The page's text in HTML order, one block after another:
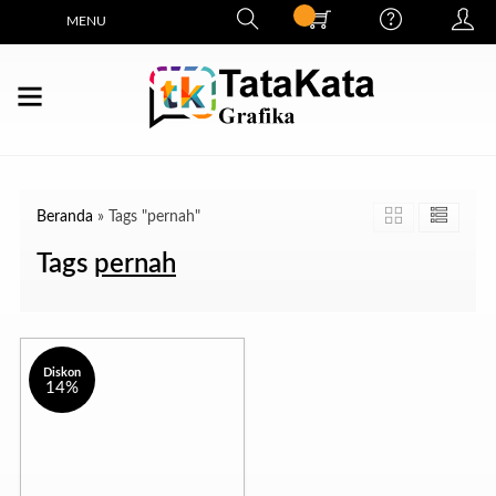
MENU
Beranda » Tags "pernah"
Tags pernah
Diskon
14%